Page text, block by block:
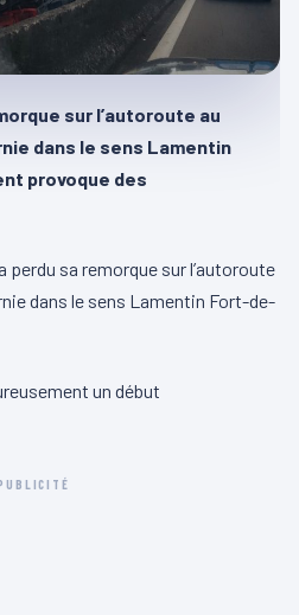
sur l’autoroute au
dans le sens Lamentin
provoque des
perdu sa remorque sur l’autoroute
dans le sens Lamentin Fort-de-
un début